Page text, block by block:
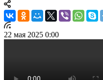
22 мая 2025 0:00